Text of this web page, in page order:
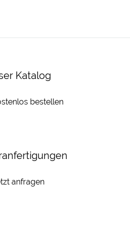
Katalog
bestellen
anfragen